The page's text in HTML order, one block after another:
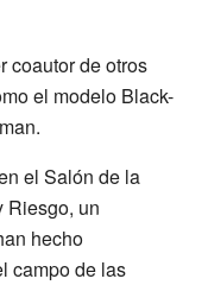
coautor de otros
el modelo Black-
el Salón de la
Riesgo, un
hecho
campo de las